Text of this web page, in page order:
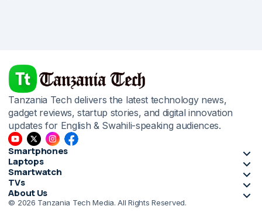
Tanzania Tech delivers the latest technology news,
gadget reviews, startup stories, and digital innovation
updates for English & Swahili-speaking audiences.
Smartphones
Laptops
Smartwatch
TVs
About Us
© 2026 Tanzania Tech Media. All Rights Reserved.